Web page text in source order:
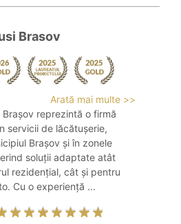
Brasov
Arată mai multe >>
Brașov reprezintă o firmă
servicii de lăcătușerie,
Brașov și în zonele
soluții adaptate atât
rezidențial, cât și pentru
Cu o experiență ...